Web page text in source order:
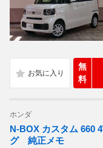
無
料
ホンダ
N-BOX カスタム 660
グ 純正メモ